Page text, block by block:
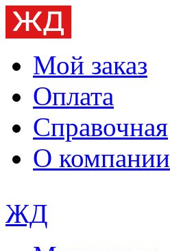
Мой заказ
Оплата
Справочная
О компании
ЖД